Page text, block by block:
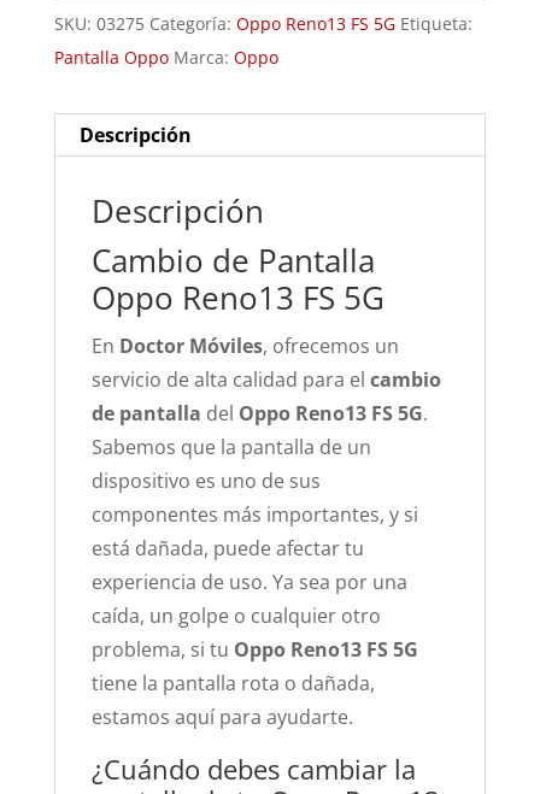
SKU: 03275 Categoría: Oppo Reno13 FS 5G Etiqueta:
Pantalla Oppo Marca: Oppo
Descripción
Descripción
Cambio de Pantalla
Oppo Reno13 FS 5G
En Doctor Móviles, ofrecemos un
servicio de alta calidad para el cambio
de pantalla del Oppo Reno13 FS 5G.
Sabemos que la pantalla de un
dispositivo es uno de sus
componentes más importantes, y si
está dañada, puede afectar tu
experiencia de uso. Ya sea por una
caída, un golpe o cualquier otro
problema, si tu Oppo Reno13 FS 5G
tiene la pantalla rota o dañada,
estamos aquí para ayudarte.
¿Cuándo debes cambiar la